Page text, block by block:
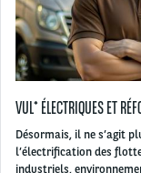
VUL* ÉLECTRIQUES ET
Désormais, il ne s’agit
l’électrification des
industriels,